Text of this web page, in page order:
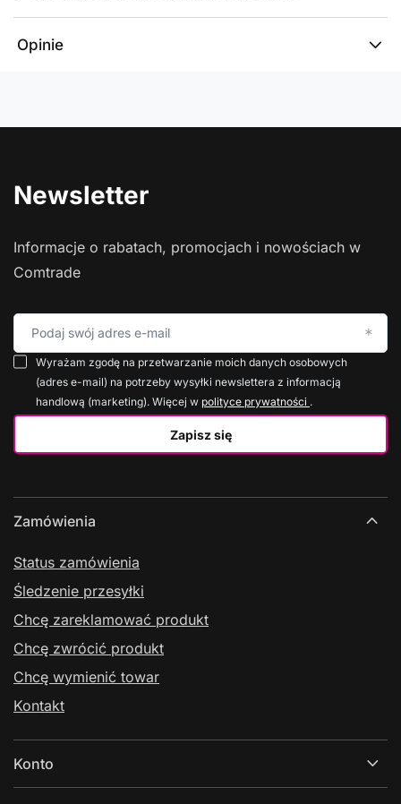
Opinie
Newsletter
Informacje o rabatach, promocjach i nowościach w
Comtrade
Podaj swój adres e-mail
Zapisz się
Wyrażam zgodę na przetwarzanie moich danych osobowych
(adres e-mail) na potrzeby wysyłki newslettera z informacją
handlową (marketing). Więcej w polityce prywatności .
Zamówienia
Status zamówienia
Śledzenie przesyłki
Chcę zareklamować produkt
Chcę zwrócić produkt
Chcę wymienić towar
Kontakt
Konto